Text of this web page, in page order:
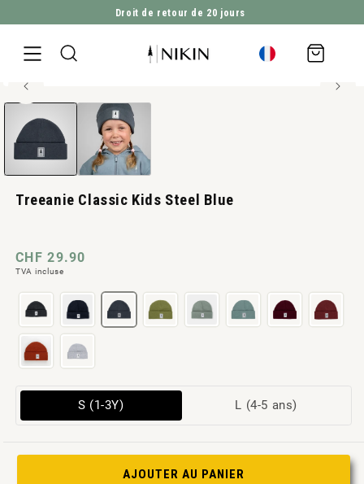
ALLER DIRECTEMENT AU CONTENU
Droit de retour de 20 jours
Panier
d'achat
ALLER À L'INFORMATION SUR LE PRODUIT
Ouvrir
le
modal
Treeanie Classic Kids Steel Blue
Prix
normal
CHF 29.90
TVA incluse
S (1-3Y) L (4-5 ans)
pas
AJOUTER AU PANIER